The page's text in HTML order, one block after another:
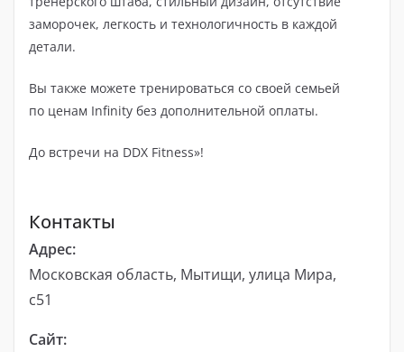
заморочек, легкость и технологичность в каждой
детали.
Вы также можете тренироваться со своей семьей
по ценам Infinity без дополнительной оплаты.
До встречи на DDX Fitness»!
Контакты
Адрес:
Московская область, Мытищи, улица Мира,
с51
Сайт: